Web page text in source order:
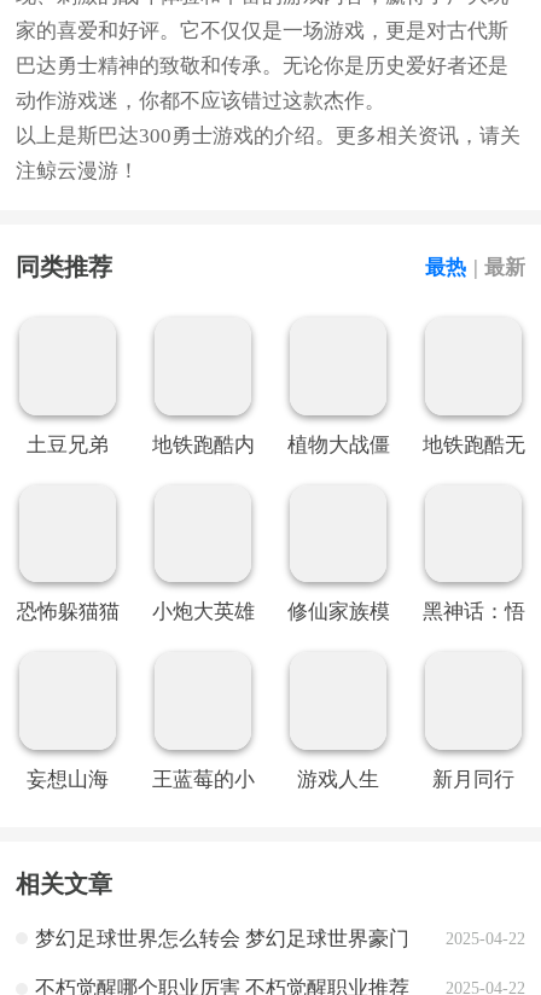
家的喜爱和好评。它不仅仅是一场游戏，更是对古代斯
巴达勇士精神的致敬和传承。无论你是历史爱好者还是
动作游戏迷，你都不应该错过这款杰作。
以上是斯巴达300勇士游戏的介绍。更多相关资讯，请关
注鲸云漫游！
同类推荐 最热 | 最新
土豆兄弟
地铁跑酷内
植物大战僵
地铁跑酷无
恐怖躲猫猫
小炮大英雄
修仙家族模
黑神话：悟
妄想山海
王蓝莓的小
游戏人生 新月同行
相关文章
梦幻足球世界怎么转会 梦幻足球世界豪门
转会攻略
2025-04-22
不朽觉醒哪个职业厉害 不朽觉醒职业推荐 2025-04-22